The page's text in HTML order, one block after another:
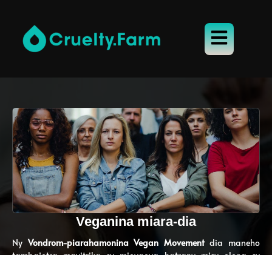
Veganina miara-dia
NyVondrom-piarahamonina Vegan Movementdia maneho